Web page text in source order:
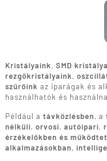
Kristályaink, SMD
rezgőkristályaink,
szűrőink az iparágak és
használhatók és
Például a távközlésben, a
nélküli, orvosi, autóipari,
érzékelőkben és
alkalmazásokban,